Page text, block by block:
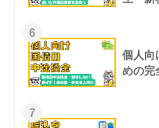
6
個人向
めの完
7